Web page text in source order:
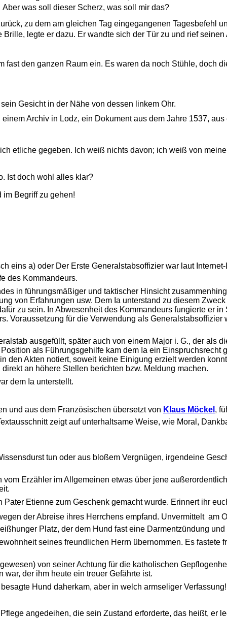
was soll dieser Scherz, was soll mir das?
zu dem am gleichen Tag eingegangenen Tagesbefehl
legte er dazu. Er wandte sich der Tür zu und rief seinen
den ganzen Raum ein. Es waren da noch Stühle, doch
Gesicht in der Nähe von dessen linkem Ohr.
einem Archiv in Lodz, ein Dokument aus dem Jahre 1537,
etliche gegeben. Ich weiß nichts davon; ich weiß von
Ist doch wohl alles klar?
Begriff zu gehen!
a) oder Der Erste Generalstabsoffizier war laut
des Kommandeurs.
in führungsmäßiger und taktischer Hinsicht
von Erfahrungen usw. Dem Ia unterstand zu diesem
zu sein. In Abwesenheit des Kommandeurs fungierte er in
Voraussetzung für die Verwendung als Generalstabsoffizier
ausgefüllt, später auch von einem Major i. G., der als
als Führungsgehilfe kam dem Ia ein Einspruchsrecht
Akten notiert, soweit keine Einigung erzielt werden
an höhere Stellen berichten bzw. Meldung machen.
dem Ia unterstellt.
und aus dem Französischen übersetzt von Klaus Möckel ,
zeigt auf unterhaltsame Weise, wie Moral,
tun oder aus bloßem Vergnügen, irgendeine
Erzähler im Allgemeinen etwas über jene
Etienne zum Geschenk gemacht wurde. Erinnert ihr
der Abreise ihres Herrchens empfand. Unvermittelt  am
Platz, der dem Hund fast eine Darmentzündung
seines freundlichen Herrn übernommen. Es fastete
von seiner Achtung für die katholischen
der ihm heute ein treuer Gefährte ist.
Hund daherkam, aber in welch armseliger Verfassung!
angedeihen, die sein Zustand erforderte, das heißt, er